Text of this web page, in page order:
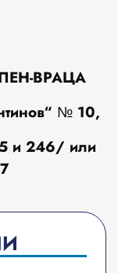
ВРАЦА
№ 10,
и 246/ или